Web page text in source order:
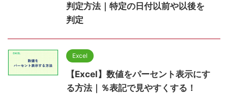
判定方法｜特定の日付以前や以後を
判定
Excel
【Excel】数値をパーセント表示にす
る方法｜％表記で見やすくする！